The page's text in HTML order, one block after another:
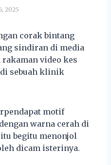
2025
corak bintang
sindiran di media
video kes
sebuah klinik
motif
warna cerah di
begitu menonjol
dicam isterinya.